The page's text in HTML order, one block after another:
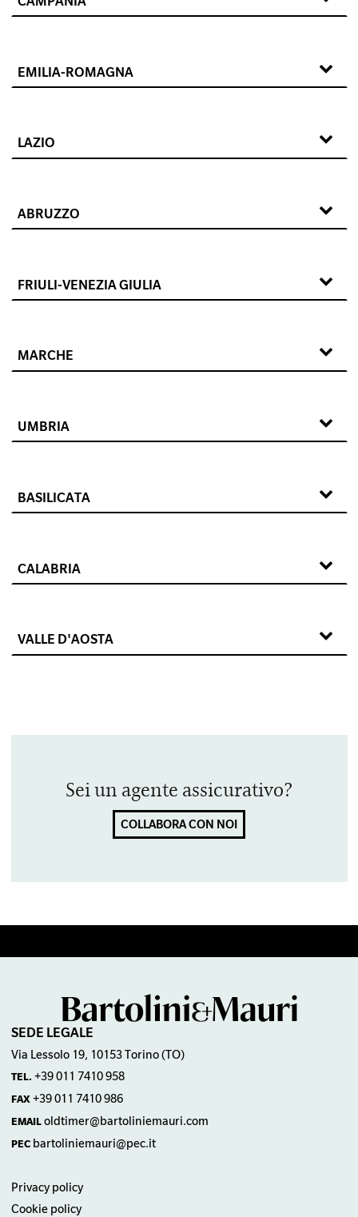
EMILIA-ROMAGNA
LAZIO
ABRUZZO
FRIULI-VENEZIA GIULIA
MARCHE
UMBRIA
BASILICATA
CALABRIA
VALLE D'AOSTA
Sei un agente assicurativo?
COLLABORA CON NOI
SEDE LEGALE
Via Lessolo 19, 10153 Torino (TO)
TEL. +39 011 7410 958
FAX+39 011 7410 986
EMAILoldtimer@bartoliniemauri.com
PECbartoliniemauri@pec.it
Privacy policy
Cookie policy